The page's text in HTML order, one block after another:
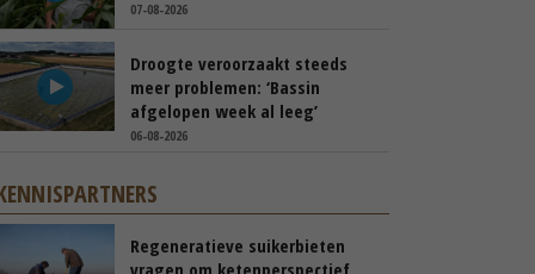
07-08-2026
Droogte veroorzaakt steeds
meer problemen: ‘Bassin
afgelopen week al leeg’
06-08-2026
Regeneratieve suikerbieten
vragen om ketenperspectief